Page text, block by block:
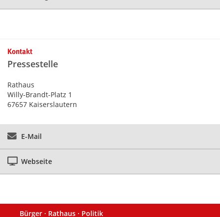
Kontakt
Pressestelle
Rathaus
Willy-Brandt-Platz 1
67657 Kaiserslautern
E-Mail
Webseite
Bürger · Rathaus · Politik